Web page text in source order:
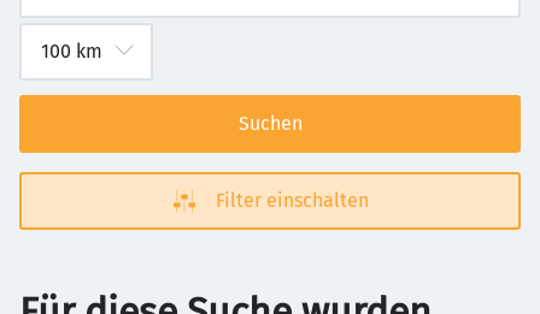
Suchen
Filter einschalten